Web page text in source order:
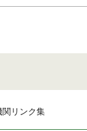
関リンク集